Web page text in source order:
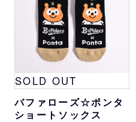
SOLD OUT
バファローズ☆ポンタ
ショートソックス